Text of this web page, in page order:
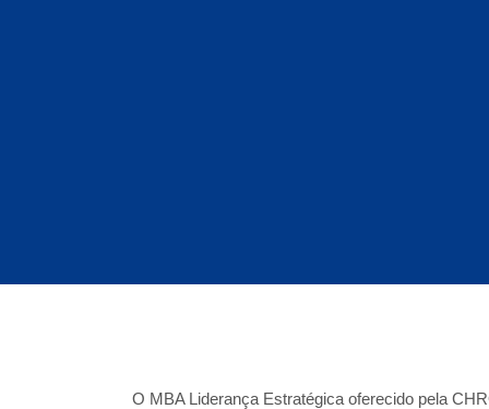
O MBA Liderança Estratégica oferecido pela